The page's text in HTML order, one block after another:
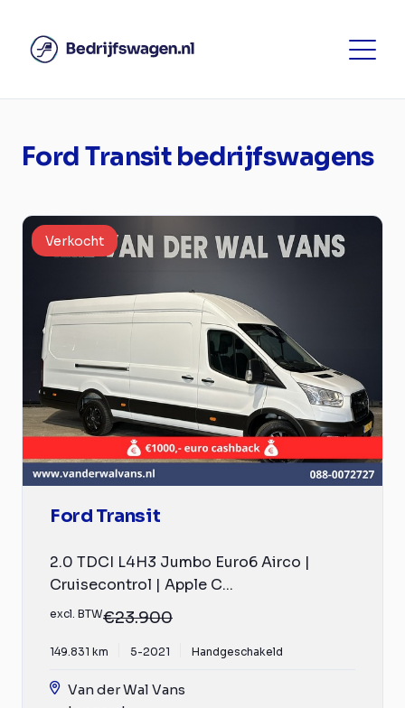
Ford Transit bedrijfswagens
Verkocht
Ford Transit
2.0 TDCI L4H3 Jumbo Euro6 Airco |
Cruisecontrol | Apple C...
excl. BTW€23.900
149.831 km 5-2021 Handgeschakeld
Van der Wal Vans